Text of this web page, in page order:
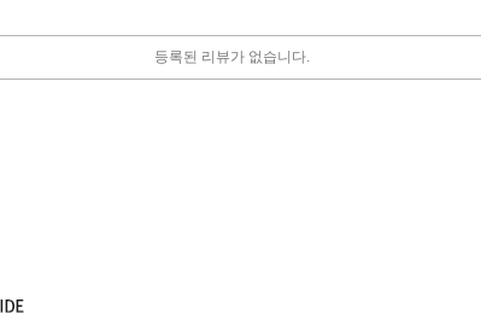
등록된 리뷰가 없습니다.